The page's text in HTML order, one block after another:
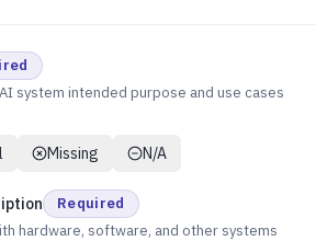
system intended purpose and use cases
Missing N/A
Required
hardware, software, and other systems